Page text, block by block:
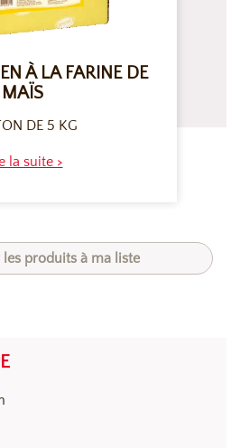
À LA FARINE DE
MAÏS
DE 5 KG
la suite >
produits à ma liste